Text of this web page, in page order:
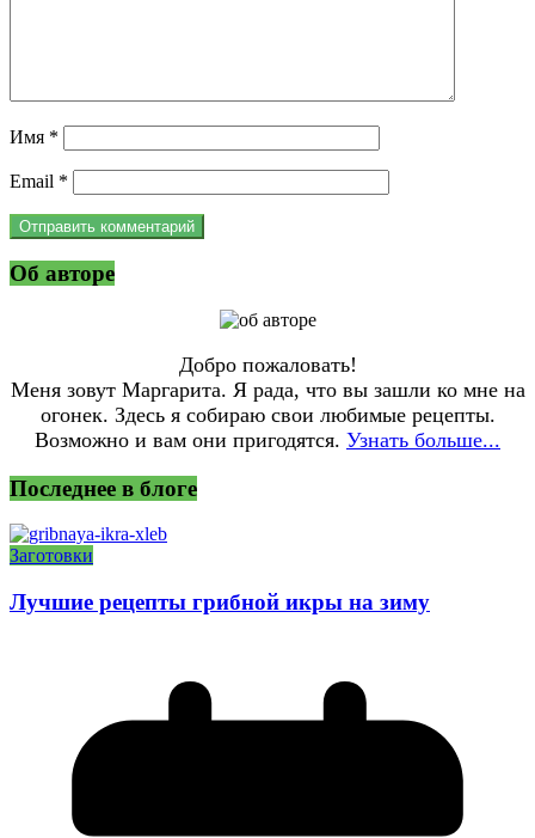
Имя *
Email *
Об авторе
Добро пожаловать!
Меня зовут Маргарита. Я рада, что вы зашли ко мне на
огонек. Здесь я собираю свои любимые рецепты.
Возможно и вам они пригодятся. Узнать больше...
Последнее в блоге
Заготовки
Лучшие рецепты грибной икры на зиму